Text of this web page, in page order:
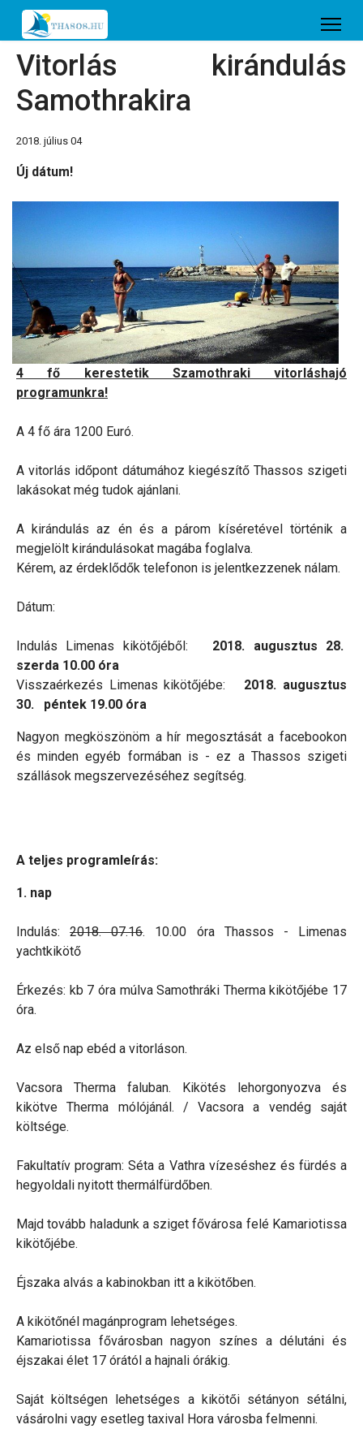
Vitorlás kirándulás
Samothrakira
2018. július 04
Új dátum!
4 fő kerestetik Szamothraki vitorláshajó
programunkra!
A 4 fő ára 1200 Euró.
A vitorlás időpont dátumához kiegészítő Thassos szigeti
lakásokat még tudok ajánlani.
A kirándulás az én és a párom kíséretével történik a
megjelölt kirándulásokat magába foglalva.
Kérem, az érdeklődők telefonon is jelentkezzenek nálam.
Dátum:
Indulás Limenas kikötőjéből: 2018. augusztus 28.
szerda 10.00 óra
Visszaérkezés Limenas kikötőjébe: 2018. augusztus
30. péntek 19.00 óra
Nagyon megköszönöm a hír megosztását a facebookon
és minden egyéb formában is - ez a Thassos szigeti
szállások megszervezéséhez segítség.
A teljes programleírás:
1. nap
Indulás:2018. 07.16. 10.00 óra Thassos - Limenas
yachtkikötő
Érkezés: kb 7 óra múlva Samothráki Therma kikötőjébe 17
óra.
Az első nap ebéd a vitorláson.
Vacsora Therma faluban. Kikötés lehorgonyozva és
kikötve Therma mólójánál. / Vacsora a vendég saját
költsége.
Fakultatív program: Séta a Vathra vízeséshez és fürdés a
hegyoldali nyitott thermálfürdőben.
Majd tovább haladunk a sziget fővárosa felé Kamariotissa
kikötőjébe.
Éjszaka alvás a kabinokban itt a kikötőben.
A kikötőnél magánprogram lehetséges.
Kamariotissa fővárosban nagyon színes a délutáni és
éjszakai élet 17 órától a hajnali órákig.
Saját költségen lehetséges a kikötői sétányon sétálni,
vásárolni vagy esetleg taxival Hora városba felmenni.